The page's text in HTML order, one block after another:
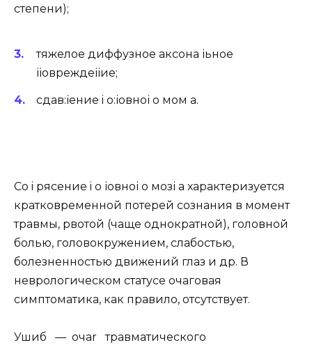
степени);
тяжелое диффузное аксона іьное
ііовреждеііие;
сдав:іение i о:іовноі о мом а.
Со i рясение i о іовноі о мозі а характеризуется
кратковременной потерей сознания в момент
травмы, рвотой (чаще однократной), головной
болью, головокружением, слабостью,
болезненностью движений глаз и др. В
неврологическом статусе очаговая
симптоматика, как правило, отсутствует.
Ушиб — oчar травматического